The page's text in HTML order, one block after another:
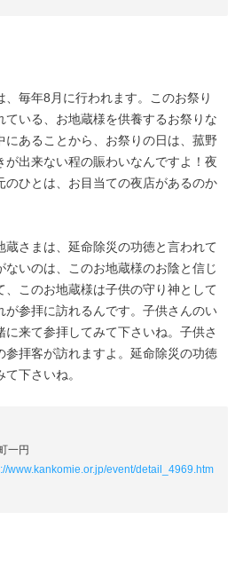
毎年8月に行われます。このお祭り
ている、お地蔵様を供養するお祭りな
にあることから、お祭りの日は、菰野
出来ない程の賑わいなんですよ！夜
のひとは、お目当ての夜店があるのか
さまは、延命除災の功徳と言われて
いのは、このお地蔵様のお陰と信じ
、このお地蔵様は子供の守り神として
が参拝に訪れるんです。子供さんのい
来て参拝してみて下さいね。子供さ
参拝客が訪れますよ。延命除災の功徳
下さいね。
一円
www.kankomie.or.jp/event/detail_4969.htm